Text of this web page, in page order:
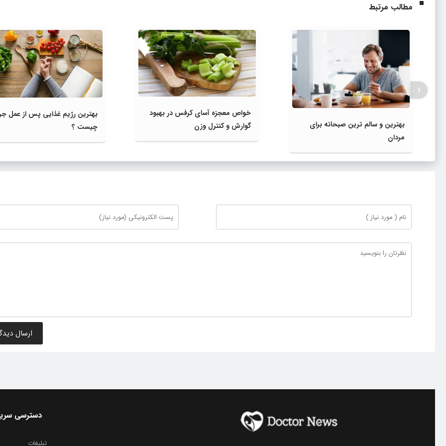
مطالب مرتبط
بهترین و سالم ترین صبحانه برای
مردان
خواص معجزه‌ آسای کرفس در بهبود
گوارش و کنترل وزن
بهترین رژیم غذایی پس از عمل
چیست ؟
‹
دسترسی
تبلیغات